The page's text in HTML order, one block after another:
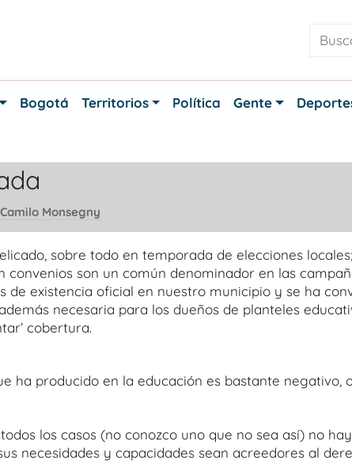
Bogotá Territorios Política Gente
Camilo Monsegny
sobre todo en temporada de elecciones
convenios son un común denominador en las
de existencia oficial en nuestro municipio y se ha
necesaria para los dueños de planteles
cobertura.
ha producido en la educación es bastante negativo,
los casos (no conozco uno que no sea así) no
necesidades y capacidades sean acreedores al